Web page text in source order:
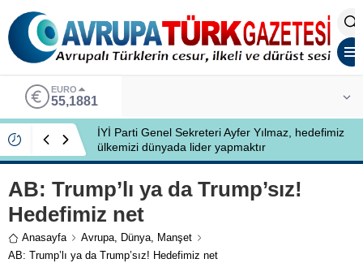
EURO
55,1881
İYİ Parti Genel Sekreteri Ayfer Yılmaz, hedefimiz
ülkemizi dünyada lider yapmaktır
AB: Trump’lı ya da Trump’sız!
Hedefimiz net
Anasayfa Avrupa, Dünya, Manşet
AB: Trump’lı ya da Trump’sız! Hedefimiz net